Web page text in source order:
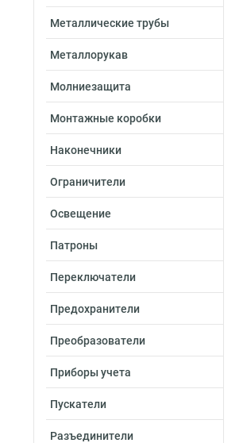
Металлические трубы
Металлорукав
Молниезащита
Монтажные коробки
Наконечники
Ограничители
Освещение
Патроны
Переключатели
Предохранители
Преобразователи
Приборы учета
Пускатели
Разъединители